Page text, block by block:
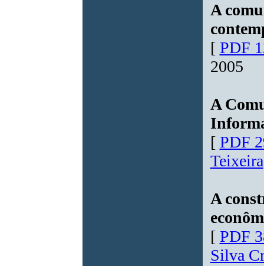
A
[ PDF
2005
A
[ PDF
Teixeira
A
[ PDF
Silva